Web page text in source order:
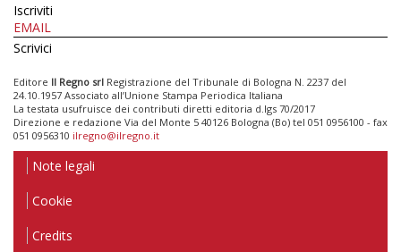
Iscriviti
EMAIL
Scrivici
Editore Il Regno srl Registrazione del Tribunale di Bologna N. 2237 del
24.10.1957 Associato all’Unione Stampa Periodica Italiana
La testata usufruisce dei contributi diretti editoria d.lgs 70/2017
Direzione e redazione Via del Monte 5 40126 Bologna (Bo) tel 051 0956100 - fax
051 0956310 ilregno@ilregno.it
Note legali
Cookie
Credits